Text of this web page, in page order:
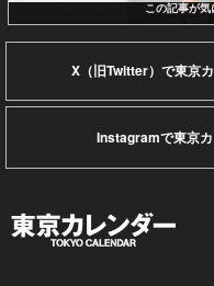
この記事が
X（旧Twitter）で東京
Instagramで東京